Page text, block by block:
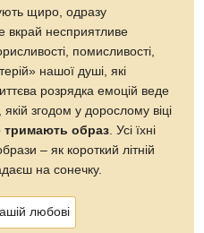
щиро, одразу
вкрай несприятливе
помисливості,
нашої душі, які
розрядка емоцій веде
якій згодом у дорослому віці
тримають образ . Усі їхні
– як короткий літній
на сонечку.